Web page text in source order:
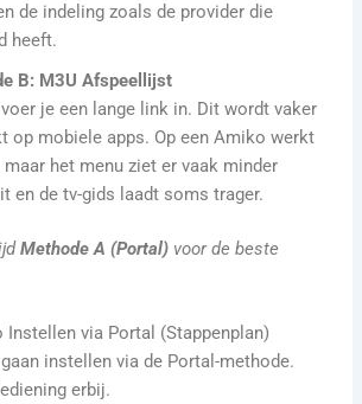
de indeling zoals de provider die
heeft.
B: M3U Afspeellijst
je een lange link in. Dit wordt vaker
op mobiele apps. Op een Amiko werkt
het menu ziet er vaak minder
en de tv-gids laadt soms trager.
Methode A (Portal) voor de beste
Instellen via Portal (Stappenplan)
instellen via de Portal-methode.
erbij.